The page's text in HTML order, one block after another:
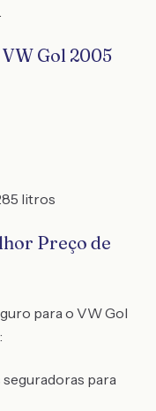
Gol 2005
litros
Preço de
para o VW Gol
para